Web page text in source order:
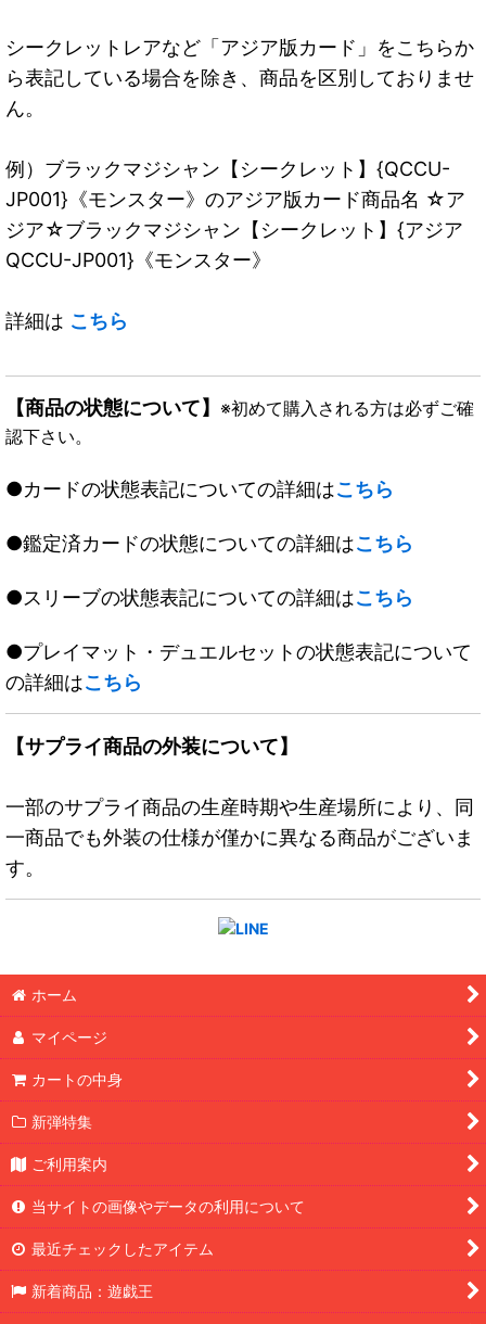
シークレットレアなど「アジア版カード」をこちらか
ら表記している場合を除き、商品を区別しておりませ
ん。
例）ブラックマジシャン【シークレット】{QCCU-
JP001}《モンスター》のアジア版カード商品名 ☆ア
ジア☆ブラックマジシャン【シークレット】{アジア
QCCU-JP001}《モンスター》
詳細は こちら
【商品の状態について】 ※初めて購入される方は必ずご確
認下さい。
●カードの状態表記についての詳細はこちら
●鑑定済カードの状態についての詳細はこちら
●スリーブの状態表記についての詳細はこちら
●プレイマット・デュエルセットの状態表記について
の詳細はこちら
【サプライ商品の外装について】
一部のサプライ商品の生産時期や生産場所により、同
一商品でも外装の仕様が僅かに異なる商品がございま
す。
ホーム
マイページ
カートの中身
新弾特集
ご利用案内
当サイトの画像やデータの利用について
最近チェックしたアイテム
新着商品：遊戯王